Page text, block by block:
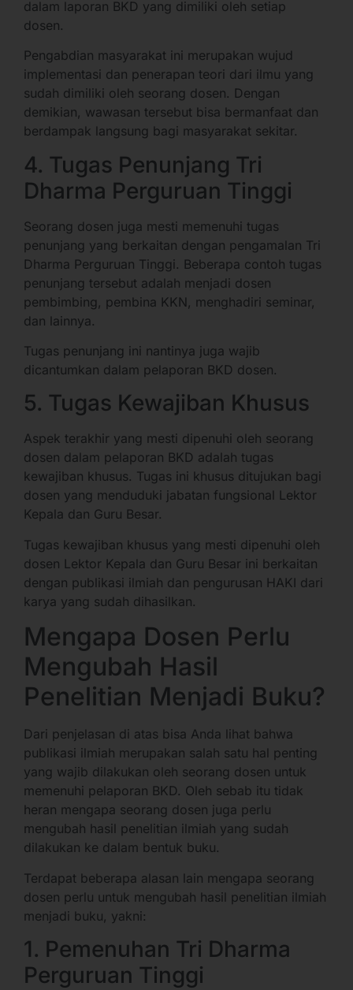
dalam laporan BKD yang dimiliki oleh setiap
dosen.
Pengabdian masyarakat ini merupakan wujud
implementasi dan penerapan teori dari ilmu yang
sudah dimiliki oleh seorang dosen. Dengan
demikian, wawasan tersebut bisa bermanfaat dan
berdampak langsung bagi masyarakat sekitar.
4. Tugas Penunjang Tri
Dharma Perguruan Tinggi
Seorang dosen juga mesti memenuhi tugas
penunjang yang berkaitan dengan pengamalan Tri
Dharma Perguruan Tinggi. Beberapa contoh tugas
penunjang tersebut adalah menjadi dosen
pembimbing, pembina KKN, menghadiri seminar,
dan lainnya.
Tugas penunjang ini nantinya juga wajib
dicantumkan dalam pelaporan BKD dosen.
5. Tugas Kewajiban Khusus
Aspek terakhir yang mesti dipenuhi oleh seorang
dosen dalam pelaporan BKD adalah tugas
kewajiban khusus. Tugas ini khusus ditujukan bagi
dosen yang menduduki jabatan fungsional Lektor
Kepala dan Guru Besar.
Tugas kewajiban khusus yang mesti dipenuhi oleh
dosen Lektor Kepala dan Guru Besar ini berkaitan
dengan publikasi ilmiah dan pengurusan HAKI dari
karya yang sudah dihasilkan.
Mengapa Dosen Perlu
Mengubah Hasil
Penelitian Menjadi Buku?
Dari penjelasan di atas bisa Anda lihat bahwa
publikasi ilmiah merupakan salah satu hal penting
yang wajib dilakukan oleh seorang dosen untuk
memenuhi pelaporan BKD. Oleh sebab itu tidak
heran mengapa seorang dosen juga perlu
mengubah hasil penelitian ilmiah yang sudah
dilakukan ke dalam bentuk buku.
Terdapat beberapa alasan lain mengapa seorang
dosen perlu untuk mengubah hasil penelitian ilmiah
menjadi buku, yakni:
1. Pemenuhan Tri Dharma
Perguruan Tinggi